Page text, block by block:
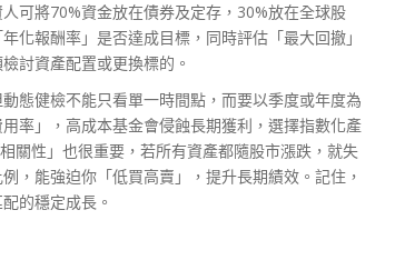
可將70%資金放在債券及定存，30%放在全球股
化報酬率」是否達成目標，同時評估「最大回撤」
討資產配置或更換標的。
態健檢不能只看單一時間點，而要以季度或年度為
率」，高成本基金會侵蝕長期獲利，選擇指數化產
關性」也很重要，若所有資產都隨股市漲跌，就失
，能強迫你「低買高賣」，提升長期績效。記住，
的穩定成長。